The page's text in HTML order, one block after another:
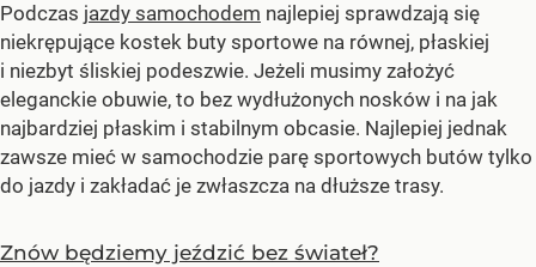
Podczas jazdy samochodem najlepiej sprawdzają się
niekrępujące kostek buty sportowe na równej, płaskiej
i niezbyt śliskiej podeszwie. Jeżeli musimy założyć
eleganckie obuwie, to bez wydłużonych nosków i na jak
najbardziej płaskim i stabilnym obcasie. Najlepiej jednak
zawsze mieć w samochodzie parę sportowych butów tylko
do jazdy i zakładać je zwłaszcza na dłuższe trasy.
Znów będziemy jeździć bez świateł?